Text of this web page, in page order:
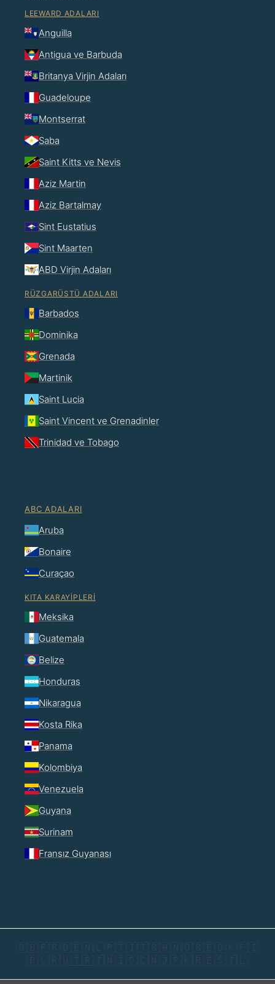
LEEWARD ADALARI
Anguilla
Antigua ve Barbuda
Britanya Virjin Adaları
Guadeloupe
Montserrat
Saba
Saint Kitts ve Nevis
Aziz Martin
Aziz Bartalmay
Sint Eustatius
Sint Maarten
ABD Virjin Adaları
RÜZGARÜSTÜ ADALARI
Barbados
Dominika
Grenada
Martinik
Saint Lucia
Saint Vincent ve Grenadinler
Trinidad ve Tobago
ABC ADALARI
Aruba
Bonaire
Curaçao
KITA KARAYIPLERI
Meksika
Guatemala
Belize
Honduras
Nikaragua
Kosta Rika
Panama
Kolombiya
Venezuela
Guyana
Surinam
Fransız Guyanası
🇬🇧 🇫🇷 🇩🇪 🇳🇱 🇵🇹 🇮🇹 🇸🇦 🇳🇴 🇸🇪 🇩🇰 🇫🇮
🇵🇱 🇷🇺 🇹🇷 🇮🇳 🇮🇩 🇨🇳 🇯🇵 🇰🇷 🇪🇸 🇮🇱